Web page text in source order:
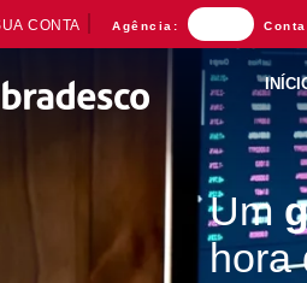
Um
hora
CONTA Agência: